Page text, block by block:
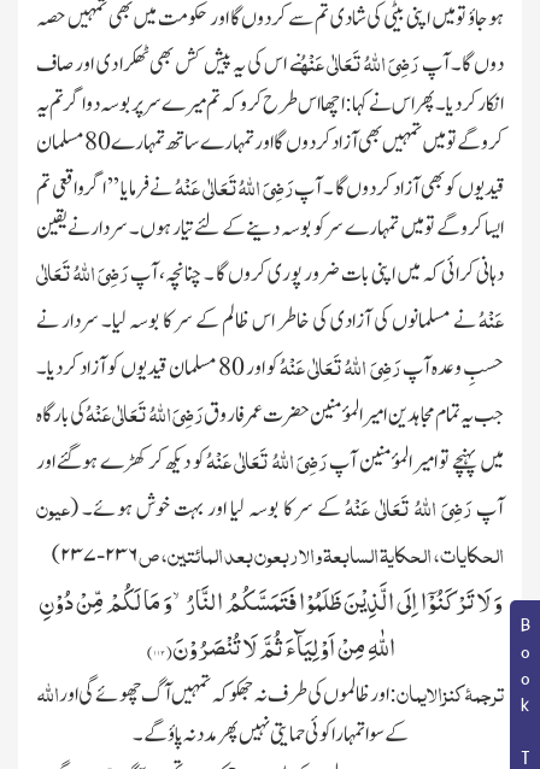
ہوجاؤ تو میں اپنی بیٹی کی شادی تم سے کردوں گا اور حکومت میں بھی تمہیں حصہ
دوں گا۔ آپرَضِیَ اللہُ تَعَالٰی عَنْہُنے اس کی یہ پیش کش بھی ٹھکرا دی اور صاف
انکار کردیا۔ پھر اس نے کہا: اچھا اس طرحکرو کہ تم میرے سرپر بوسہ دو اگر تم یہ
کروگے تو میں تمہیں بھی آزاد کر دوں گا اور تمہارے ساتھ تمہارے80مسلمان
قیدیوںکو بھی آزاد کردوں گا ۔ آپرَضِیَ اللہُ تَعَالٰی عَنْہُنے فرمایا ’’ اگر واقعی تم
ایسا کرو گے تو میں تمہارے سر کو بوسہ دینے کے لئےتیار ہوں۔ سردار نے یقین
دہانی کرائی کہ میں اپنی بات ضرور پوری کروں گا ۔ چنانچہ، آپرَضِیَ اللہُ تَعَالٰی
عَنْہُنے مسلمانوںکی آزادی کی خاطر اس ظالم کے سر کا بوسہ لیا۔ سردار نے
حسبِ وعدہ آپرَضِیَ اللہُ تَعَالٰی عَنْہُکو اور80مسلمان قیدیوں کو آزاد کردیا۔
جب یہ تمام مجاہدین امیر المؤمنین حضرت عمر فاروقرَضِیَ اللہُ تَعَالٰی عَنْہُکی بارگاہ
میں پہنچے تو امیر المؤمنین آپرَضِیَ اللہُ تَعَالٰی عَنْہُکو دیکھ کر کھڑے ہوگئے اور
آپرَضِیَ اللہُ تَعَالٰی عَنْہُکے سر کا بوسہ لیا اور بہت خوش ہوئے۔(عیون
الحکایات، الحکایۃ السابعۃ والاربعون بعد المائتین، ص۲۳۶-۲۳۷)
وَ لَا تَرْكَنُوْۤا اِلَى الَّذِیْنَ ظَلَمُوْا فَتَمَسَّكُمُ النَّارُۙ-وَ مَا لَكُمْ مِّنْ دُوْنِ
اللّٰهِ مِنْ اَوْلِیَآءَ ثُمَّ لَا تُنْصَرُوْنَ(۱۱۳)
ترجمۂ کنزالایمان:اور ظالموں کی طرف نہ جھکو کہ تمہیں آگ چھوئے گی اوراللہ
کے سوا تمہارا کوئی حما یتی نہیں پھر مدد نہ پاؤ گے۔